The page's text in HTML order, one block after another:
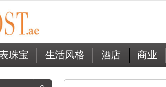
珠宝 生活风格 酒店 商业